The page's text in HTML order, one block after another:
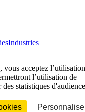
Industries
acceptez l’utilisation
l’utilisation de
statistiques d'audience